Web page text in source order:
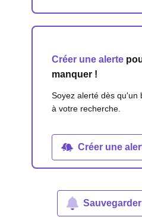
Créer une alerte
manquer !
Soyez alerté dès qu'un
à votre recherche.
Créer une